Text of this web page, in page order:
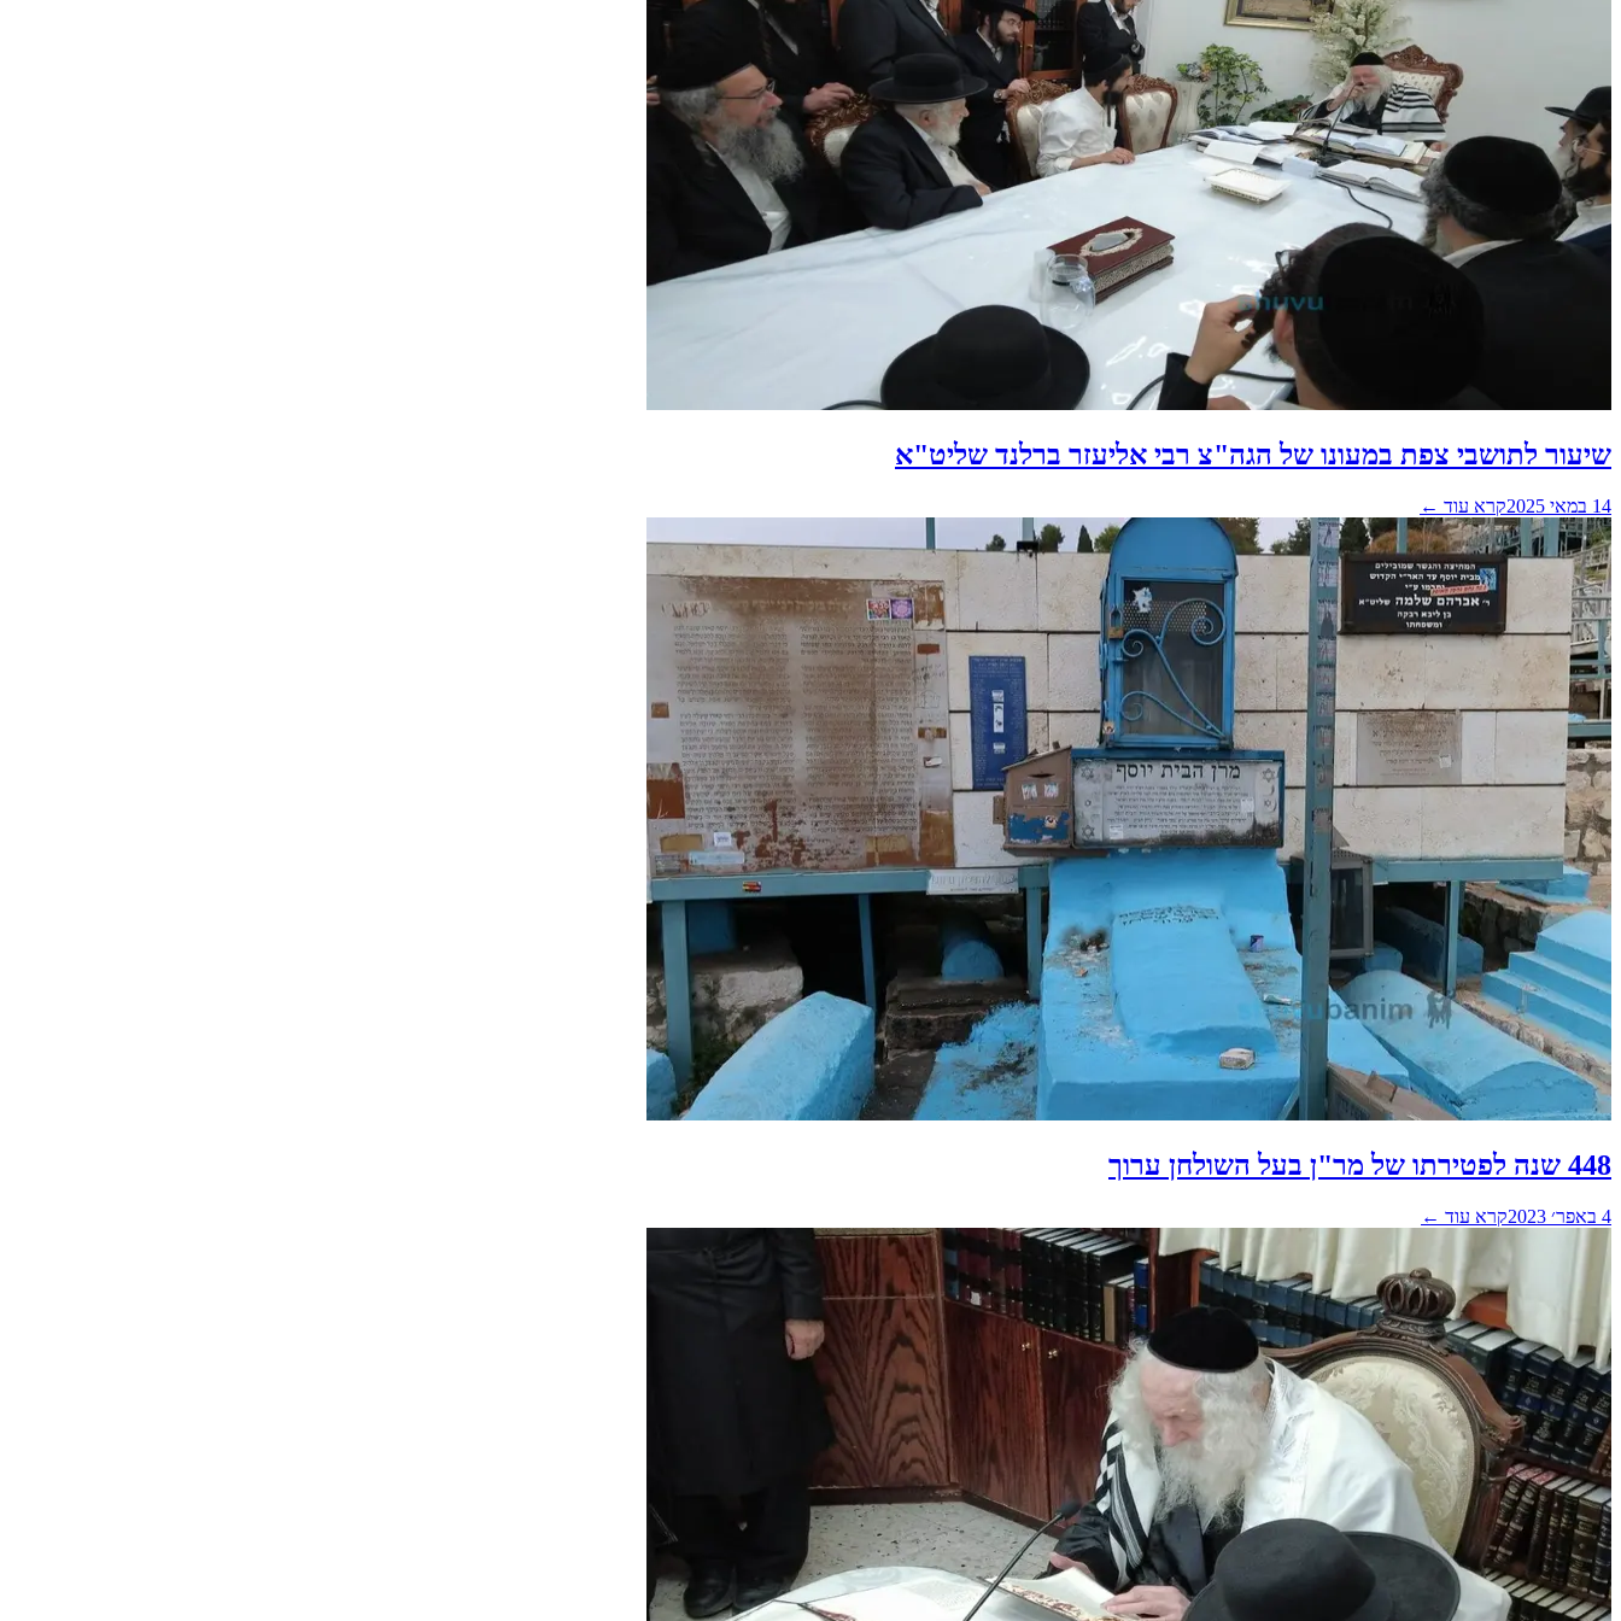
שיעור לתושבי צפת במעונו של הגה"צ רבי אליעזר ברלנד שליט"א
14 במאי 2025 קרא עוד ←
448 שנה לפטירתו של מר"ן בעל השולחן ערוך
4 באפר׳ 2023 קרא עוד ←